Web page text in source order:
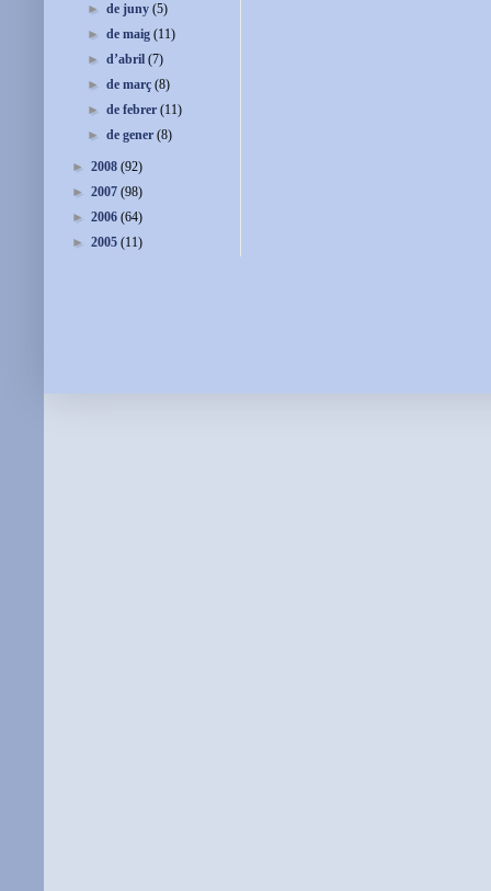
►de juny(5)
►de maig(11)
►d’abril(7)
►de març(8)
►de febrer(11)
►de gener(8)
► 2008 (92)
► 2007 (98)
► 2006 (64)
► 2005 (11)